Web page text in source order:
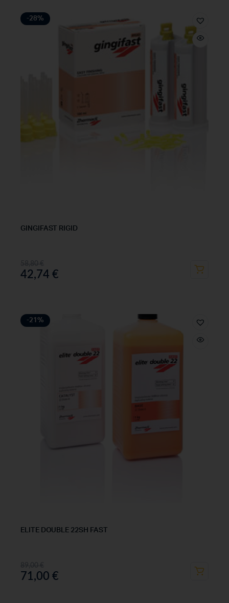
-28%
GINGIFAST RIGID
42,74 €
-21%
ELITE DOUBLE 22SH FAST
71,00 €